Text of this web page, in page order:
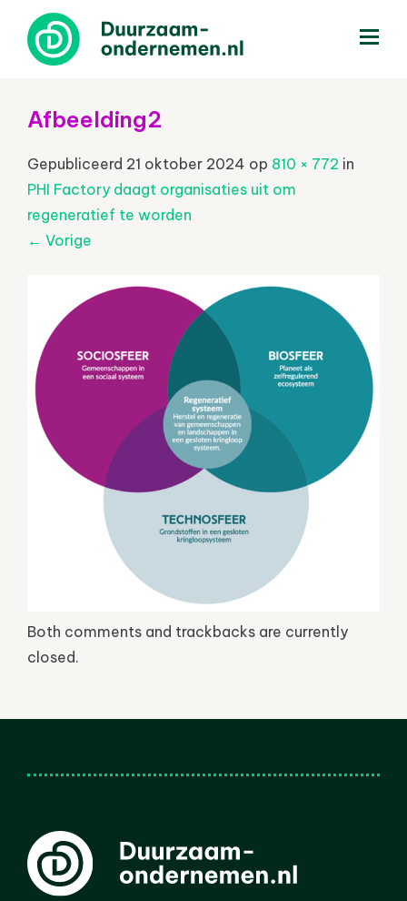
Afbeelding2
Gepubliceerd 21 oktober 2024 op 810 × 772 in
PHI Factory daagt organisaties uit om
regeneratief te worden
← Vorige
Both comments and trackbacks are currently
closed.